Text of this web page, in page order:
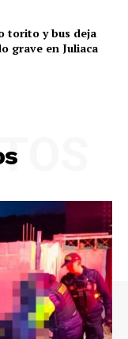
torito y bus deja
grave en Juliaca